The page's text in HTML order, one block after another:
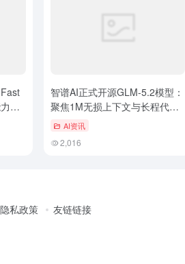
全
智谱AI正式开源GLM-5.2模型：
聚焦1M无损上下文与长程代码
任务AI资讯
2,016
隐私政策 友链链接